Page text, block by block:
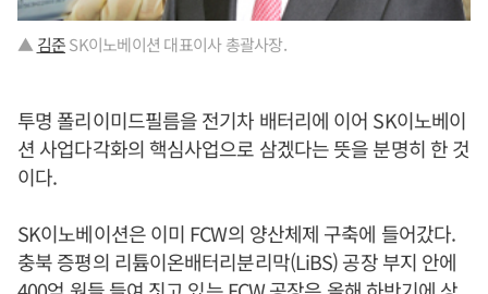
▲김준SK이노베이션 대표이사 총괄사장.
투명 폴리이미드필름을 전기차 배터리에 이어 SK이노베이
션 사업다각화의 핵심사업으로 삼겠다는 뜻을 분명히 한 것
이다.
SK이노베이션은 이미 FCW의 양산체제 구축에 들어갔다.
충북 증평의 리튬이온배터리분리막(LiBS) 공장 부지 안에